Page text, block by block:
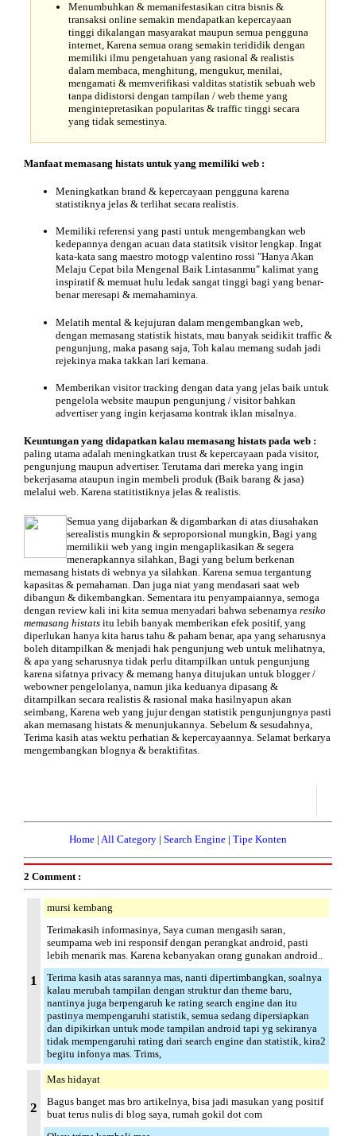
Menumbuhkan & memanifestasikan citra bisnis &
transaksi online semakin mendapatkan kepercayaan
tinggi dikalangan masyarakat maupun semua pengguna
internet, Karena semua orang semakin terididik dengan
memiliki ilmu pengetahuan yang rasional & realistis
dalam membaca, menghitung, mengukur, menilai,
mengamati & memverifikasi valditas statistik sebuah web
tanpa didistorsi dengan tampilan / web theme yang
mengintepretasikan popularitas & traffic tinggi secara
yang tidak semestinya.
Manfaatmemasang histats untuk yang memiliki web :
Meningkatkan brand & kepercayaan pengguna karena
statistiknya jelas & terlihat secara realistis.
Memiliki referensi yang pasti untuk mengembangkan web
kedepannya dengan acuan data statitsik visitor lengkap. Ingat
kata-kata sang maestro motogp valentino rossi "Hanya Akan
Melaju Cepat bila Mengenal Baik Lintasanmu" kalimat yang
inspiratif & memuat hulu ledak sangat tinggi bagi yang benar-
benar meresapi & memahaminya.
Melatih mental & kejujuran dalam mengembangkan web,
dengan memasang statistik histats, mau banyak seidikit traffic &
pengunjung, maka pasang saja, Toh kalau memang sudah jadi
rejekinya maka takkan lari kemana.
Memberikan visitor tracking dengan data yang jelas baik untuk
pengelola website maupun pengunjung / visitor bahkan
advertiser yang ingin kerjasama kontrak iklan misalnya.
Keuntungan yang didapatkan kalau memasang histats pada web :
paling utama adalah meningkatkan trust & kepercayaan pada visitor,
pengunjung maupun advertiser. Terutama dari mereka yang ingin
bekerjasama ataupun ingin membeli produk (Baik barang & jasa)
melalui web. Karena statitistiknya jelas & realistis.
Semua yang dijabarkan & digambarkan di atas diusahakan
serealistis mungkin & seproporsional mungkin, Bagi yang
memilikii web yang ingin mengaplikasikan & segera
menerapkannya silahkan, Bagi yang belum berkenan
memasang histats di webnya ya silahkan. Karena semua tergantung
kapasitas & pemahaman. Dan juga niat yang mendasari saat web
dibangun & dikembangkan. Sementara itu penyampaiannya, semoga
dengan review kali ini kita semua menyadari bahwa sebenarnya resiko
memasang histats itu lebih banyak memberikan efek positif, yang
diperlukan hanya kita harus tahu & paham benar, apa yang seharusnya
boleh ditampilkan & menjadi hak pengunjung web untuk melihatnya,
& apa yang seharusnya tidak perlu ditampilkan untuk pengunjung
karena sifatnya privacy & memang hanya ditujukan untuk blogger /
webowner pengelolanya, namun jika keduanya dipasang &
ditampilkan secara realistis & rasional maka hasilnyapun akan
seimbang, Karena web yang jujur dengan statistik pengunjungnya pasti
akan memasang histats & menunjukannya. Sebelum & sesudahnya,
Terima kasih atas wektu perhatian & kepercayaannya. Selamat berkarya
mengembangkan blognya & beraktifitas.
Home | All Category | Search Engine | Tipe Konten
2 Comment :
1
mursi kembang
Terimakasih informasinya, Saya cuman mengasih saran,
seumpama web ini responsif dengan perangkat android, pasti
lebih menarik mas. Karena kebanyakan orang gunakan android..
Terima kasih atas sarannya mas, nanti dipertimbangkan, soalnya
kalau merubah tampilan dengan struktur dan theme baru,
nantinya juga berpengaruh ke rating search engine dan itu
pastinya mempengaruhi statistik, semua sedang dipersiapkan
dan dipikirkan untuk mode tampilan android tapi yg sekiranya
tidak mempengaruhi rating dari search engine dan statistik, kira2
begitu infonya mas. Trims,
2
Mas hidayat
Bagus banget mas bro artikelnya, bisa jadi masukan yang positif
buat terus nulis di blog saya, rumah gokil dot com